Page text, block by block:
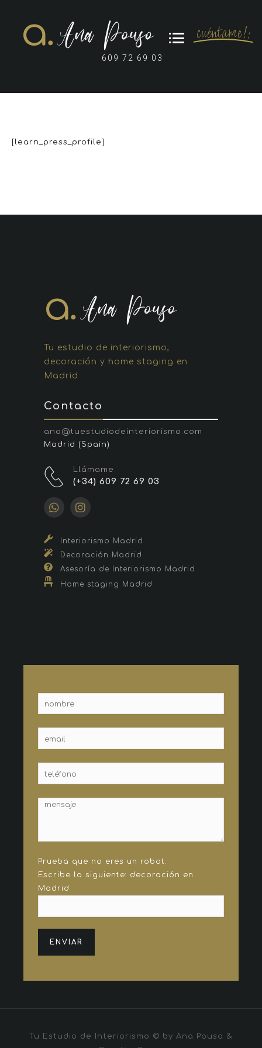
cuéntame!:
609 72 69 03
[learn_press_profile]
Tu estudio de interiorismo,
decoración y home staging en
Madrid
Contacto
ana@tuestudiodeinteriorismo.com
Madrid (Spain)
Llámame
(+34) 609 72 69 03
Interiorismo Madrid
Decoración Madrid
Asesoría de Interiorismo Madrid
Home staging Madrid
Prueba que no eres un robot:
Escribe lo siguiente: decoración en
Madrid
ENVIAR
Tu Estudio de Interiorismo © by Ana Pouso &